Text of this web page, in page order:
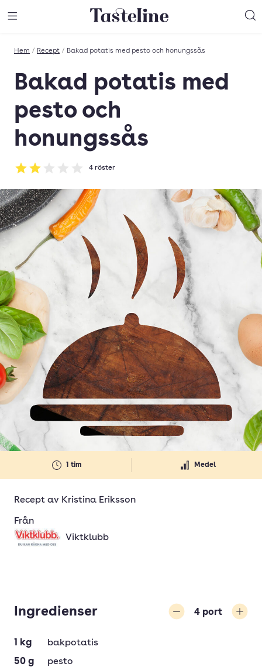
Till Tastelines startsida
Hem / Recept / Bakad potatis med pesto och honungssås
Bakad potatis med
pesto och
honungssås
Betyg: 2 av 5
4 röster
1 tim Medel
Recept av Kristina Eriksson
Från
Viktklubb
Ingredienser 4 port
1
kg
bakpotatis
50 g
pesto